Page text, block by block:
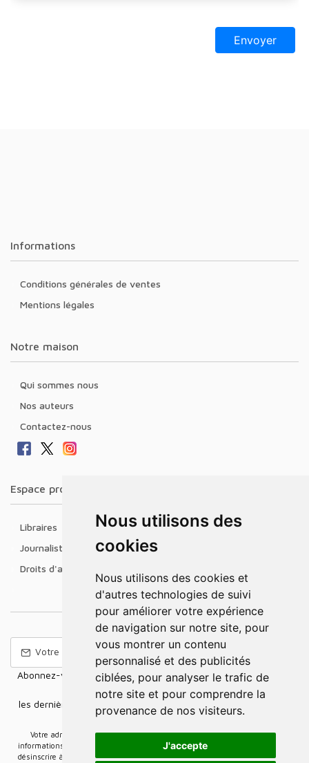
Nous utilisons des
cookies
Nous utilisons des cookies et
d'autres technologies de suivi
pour améliorer votre expérience
de navigation sur notre site, pour
vous montrer un contenu
personnalisé et des publicités
ciblées, pour analyser le trafic de
notre site et pour comprendre la
provenance de nos visiteurs.
J'accepte
Informations
Conditions générales de ventes
Mentions légales
Notre maison
Qui sommes nous
Nos auteurs
Contactez-nous
Espace professionnel
Libraires
Journalistes
Droits d'auteur
Abonnez-vous à notre Newsletter pour recevoir nos nouvelles
offres,
les dernières nouvelles, des informations sur les ventes et les
promotions.
Votre adresse e-mail sera uniquement utilisée pour vous envoyer des
informations sur les actualités relatives au groupe Elidia. Vous pouvez vous
désinscrire à tout moment. Pour plus d’informations, cliquez iciRetrouvez ici